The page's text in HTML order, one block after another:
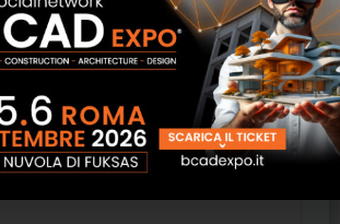
97 50 10 - KNIPEX Pinza per connettori
modulari tipo "Western" rivestiti in
materiale bicomponente brunita 190
mm
Letto a castello Giove in metallo con
reti a doghe - FAS Italia
Salvacaldo - DeFAVERI